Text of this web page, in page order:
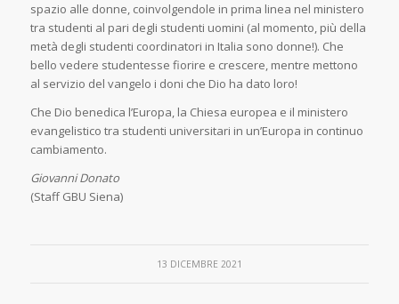
spazio alle donne, coinvolgendole in prima linea nel ministero
tra studenti al pari degli studenti uomini (al momento, più della
metà degli studenti coordinatori in Italia sono donne!). Che
bello vedere studentesse fiorire e crescere, mentre mettono
al servizio del vangelo i doni che Dio ha dato loro!
Che Dio benedica l’Europa, la Chiesa europea e il ministero
evangelistico tra studenti universitari in un’Europa in continuo
cambiamento.
Giovanni Donato
(Staff GBU Siena)
13 DICEMBRE 2021